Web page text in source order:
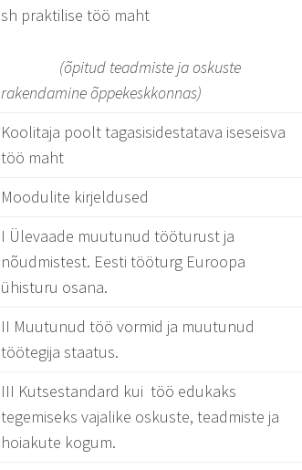
sh praktilise töö maht
(õpitud teadmiste ja oskuste
rakendamineõppekeskkonnas)
Koolitaja poolt tagasisidestatava iseseisva
töö maht
Moodulite kirjeldused
I Ülevaade muutunud tööturust ja
nõudmistest. Eesti tööturg Euroopa
ühisturu osana.
II Muutunud töö vormid ja muutunud
töötegija staatus.
III Kutsestandard kui töö edukaks
tegemiseks vajalike oskuste, teadmiste ja
hoiakute kogum.